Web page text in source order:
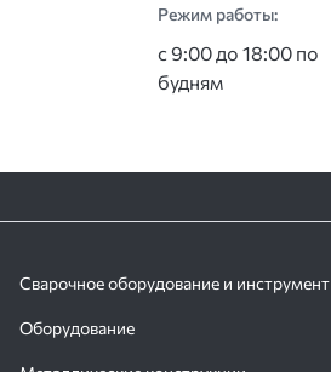
Режим работы:
с 9:00 до 18:00 по
будням
Сварочное оборудование и инструмент
Оборудование